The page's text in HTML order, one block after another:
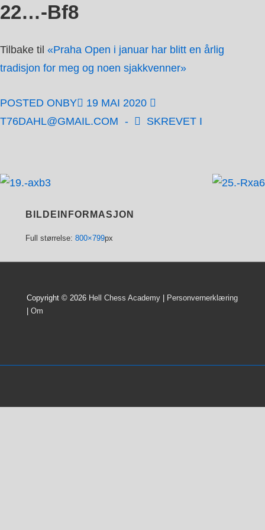
↓
til
hovedinnholdet
22…-Bf8
Tilbake til «Praha Open i januar har blitt en årlig
tradisjon for meg og noen sjakkvenner»
POSTED ONBY
19 MAI 2020
T76DAHL@GMAIL.COM
SKREVET I
BILDEINFORMASJON
Full størrelse: 800×799px
Copyright © 2026 Hell Chess Academy | Personvernerklæring
| Om